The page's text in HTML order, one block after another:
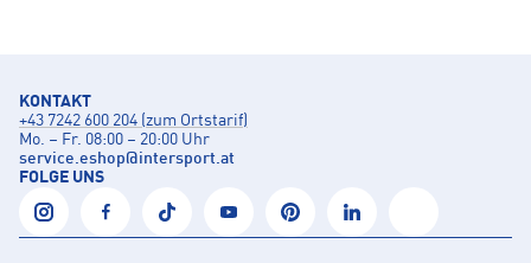
KONTAKT
+43 7242 600 204 (zum Ortstarif)
Mo. – Fr. 08:00 – 20:00 Uhr
service.eshop@intersport.at
FOLGE UNS